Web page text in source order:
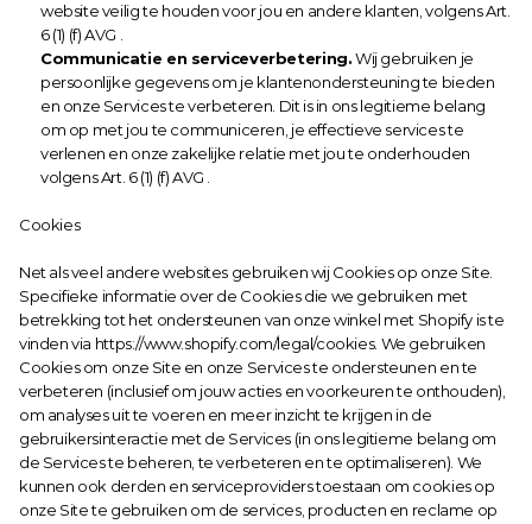
website veilig te houden voor jou en andere klanten, volgens Art.
6 (1) (f) AVG .
Communicatie en serviceverbetering. Wij gebruiken je
persoonlijke gegevens om je klantenondersteuning te bieden
en onze Services te verbeteren. Dit is in ons legitieme belang
om op met jou te communiceren, je effectieve services te
verlenen en onze zakelijke relatie met jou te onderhouden
volgens Art. 6 (1) (f) AVG .
Cookies
Net als veel andere websites gebruiken wij Cookies op onze Site.
Specifieke informatie over de Cookies die we gebruiken met
betrekking tot het ondersteunen van onze winkel met Shopify is te
vinden via https://www.shopify.com/legal/cookies. We gebruiken
Cookies om onze Site en onze Services te ondersteunen en te
verbeteren (inclusief om jouw acties en voorkeuren te onthouden),
om analyses uit te voeren en meer inzicht te krijgen in de
gebruikersinteractie met de Services (in ons legitieme belang om
de Services te beheren, te verbeteren en te optimaliseren). We
kunnen ook derden en serviceproviders toestaan om cookies op
onze Site te gebruiken om de services, producten en reclame op